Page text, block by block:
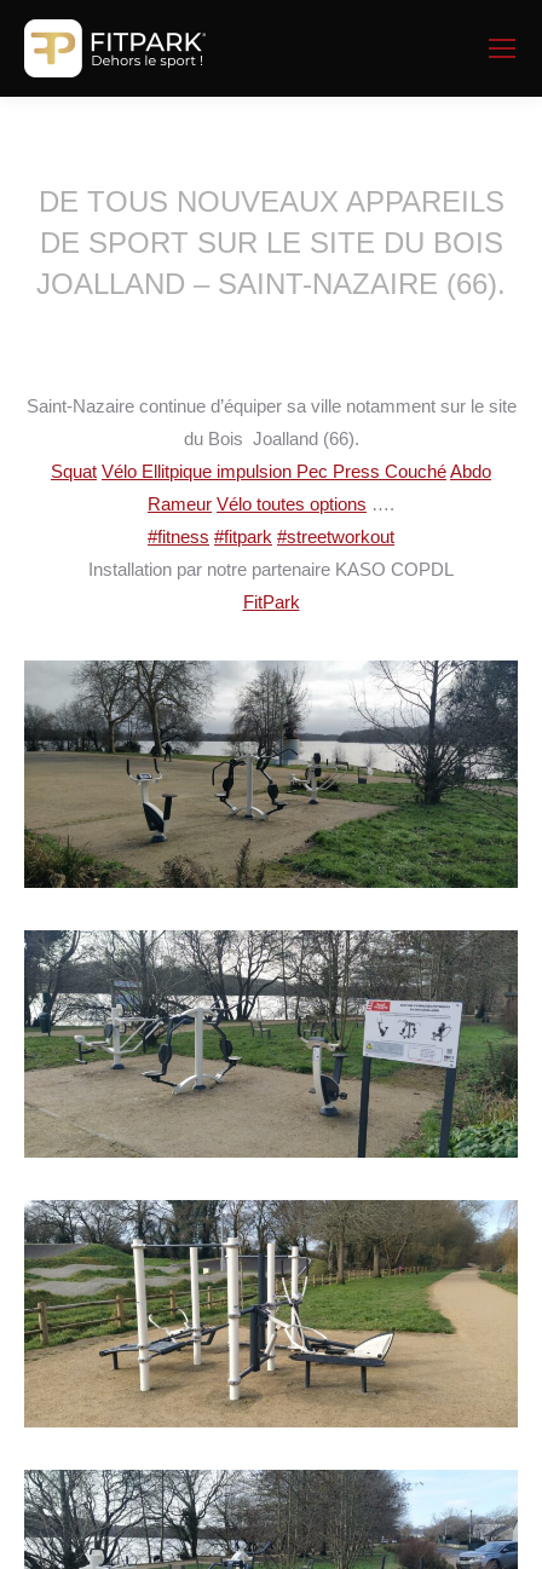
DE TOUS NOUVEAUX APPAREILS
DE SPORT SUR LE SITE DU BOIS
JOALLAND – SAINT-NAZAIRE (66).
Saint-Nazaire continue d’équiper sa ville notamment sur le site
du Bois Joalland (66).
Squat Vélo Ellitpique impulsion Pec Press CouchéAbdo
Rameur Vélo toutes options ….
#fitness #fitpark #streetworkout
Installation par notre partenaire KASO COPDL
FitPark